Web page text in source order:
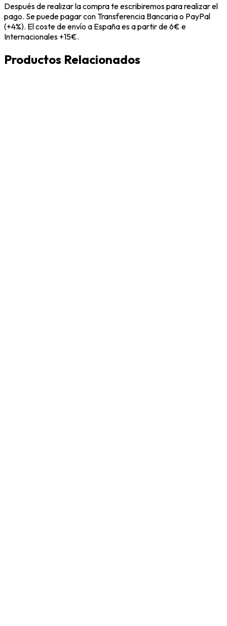
Después de realizar la compra te escribiremos para realizar el
pago. Se puede pagar con Transferencia Bancaria o PayPal
(+4%). El coste de envío a España es a partir de 6€ e
Internacionales +15€.
Productos Relacionados